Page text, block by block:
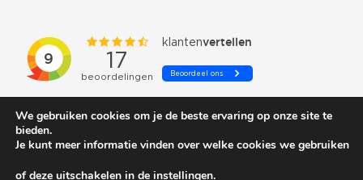
We gebruiken cookies om je de beste ervaring op onze site te
bieden.
Je kunt meer informatie vinden over welke cookies we gebruiken
of deze uitschakelen in de instellingen.